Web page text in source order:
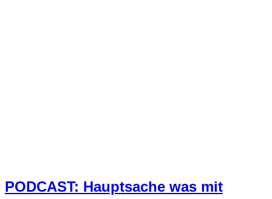
PODCAST: Hauptsache was mit